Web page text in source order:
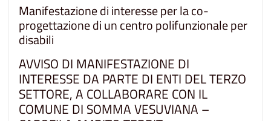
Manifestazione di interesse per la co-
progettazione di un centro polifunzionale per
disabili
AVVISO DI MANIFESTAZIONE DI
INTERESSE DA PARTE DI ENTI DEL TERZO
SETTORE, A COLLABORARE CON IL
COMUNE DI SOMMA VESUVIANA –